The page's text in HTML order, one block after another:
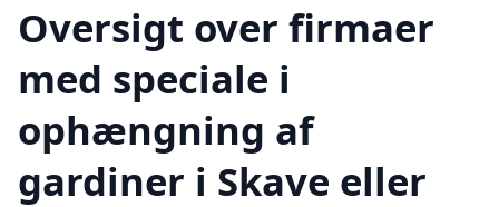
Oversigt over firmaer
med speciale i
ophængning af
gardiner i Skave eller